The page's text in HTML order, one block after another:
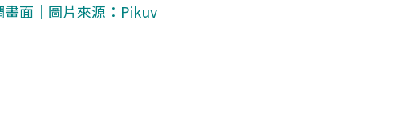
面｜圖片來源：Pikuv